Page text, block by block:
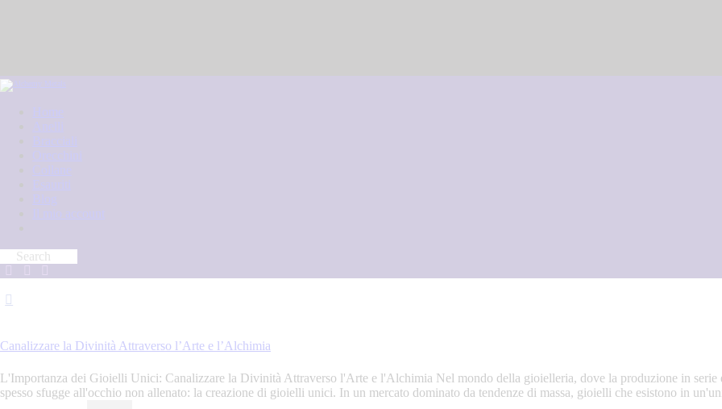
Home
Anelli
Bracciali
Orecchini
Collane
Esauriti
Blog
Il mio account
Canalizzare la Divinità Attraverso l’Arte e l’Alchimia
L'Importanza dei Gioielli Unici: Canalizzare la Divinità Attraverso l'Arte e l'Alchimia Nel mondo della gioielleria, dove la produzione in serie
spesso sfugge all'occhio non allenato: la creazione di gioielli unici. In un mercato dominato da tendenze di massa, gioielli che esistono in